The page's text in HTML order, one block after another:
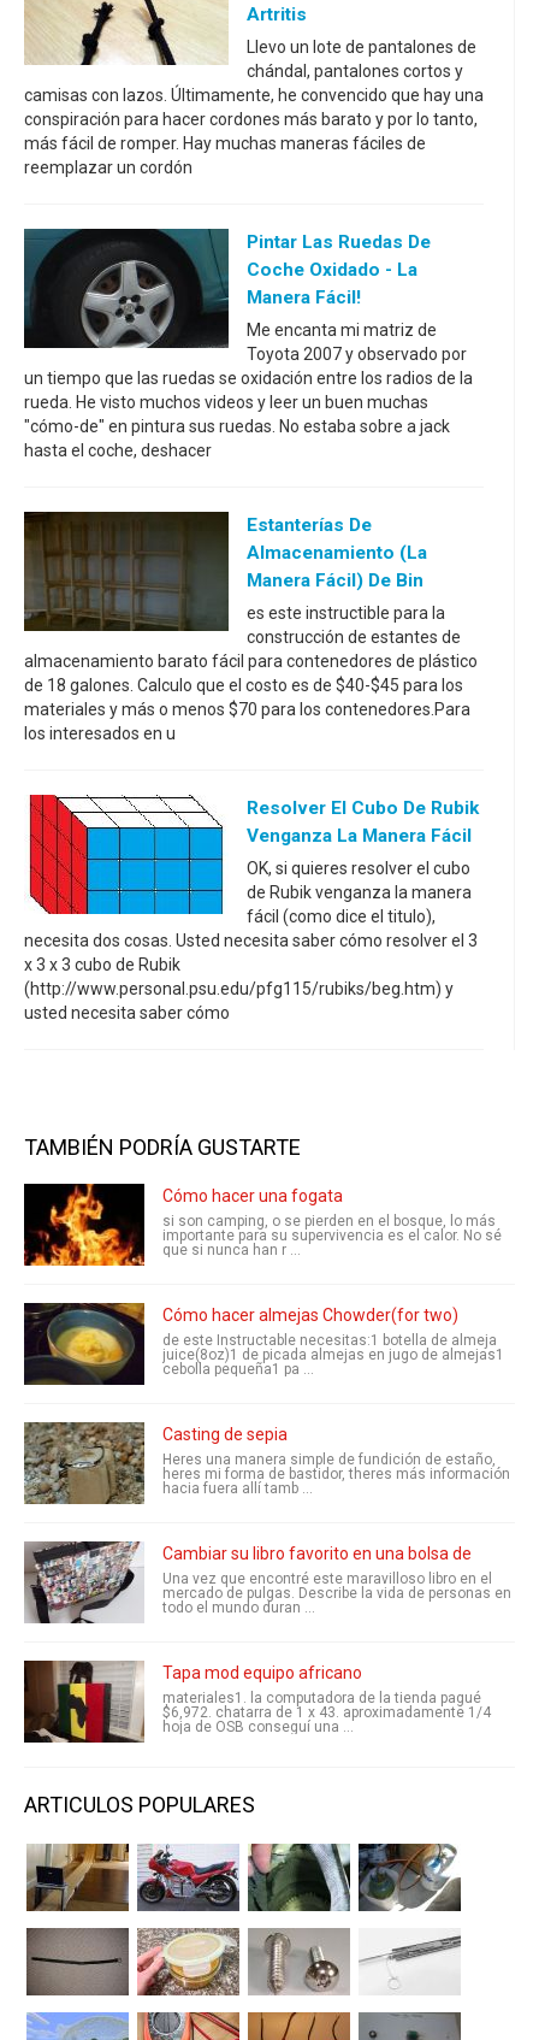
Artritis
Llevo un lote de pantalones de
chándal, pantalones cortos y
camisas con lazos. Últimamente, he convencido que hay una
conspiración para hacer cordones más barato y por lo tanto,
más fácil de romper. Hay muchas maneras fáciles de
reemplazar un cordón
Pintar Las Ruedas De
Coche Oxidado - La
Manera Fácil!
Me encanta mi matriz de
Toyota 2007 y observado por
un tiempo que las ruedas se oxidación entre los radios de la
rueda. He visto muchos videos y leer un buen muchas
"cómo-de" en pintura sus ruedas. No estaba sobre a jack
hasta el coche, deshacer
Estanterías De
Almacenamiento (la
Manera Fácil) De Bin
es este instructible para la
construcción de estantes de
almacenamiento barato fácil para contenedores de plástico
de 18 galones. Calculo que el costo es de $40-$45 para los
materiales y más o menos $70 para los contenedores.Para
los interesados en u
Resolver El Cubo De Rubik
Venganza La Manera Fácil
OK, si quieres resolver el cubo
de Rubik venganza la manera
fácil (como dice el titulo),
necesita dos cosas. Usted necesita saber cómo resolver el 3
x 3 x 3 cubo de Rubik
(http://www.personal.psu.edu/pfg115/rubiks/beg.htm) y
usted necesita saber cómo
TAMBIÉN PODRÍA GUSTARTE
Cómo hacer una fogata
si son camping, o se pierden en el bosque, lo más
importante para su supervivencia es el calor. No sé
que si nunca han r ...
Cómo hacer almejas Chowder(for two)
de este Instructable necesitas:1 botella de almeja
juice(8oz)1 de picada almejas en jugo de almejas1
cebolla pequeña1 pa ...
Casting de sepia
Heres una manera simple de fundición de estaño,
heres mi forma de bastidor, theres más información
hacia fuera allí tamb ...
Cambiar su libro favorito en una bolsa de
Una vez que encontré este maravilloso libro en el
mercado de pulgas. Describe la vida de personas en
todo el mundo duran ...
Tapa mod equipo africano
materiales1. la computadora de la tienda pagué
$6,972. chatarra de 1 x 43. aproximadamente 1/4
hoja de OSB conseguí una ...
ARTICULOS POPULARES